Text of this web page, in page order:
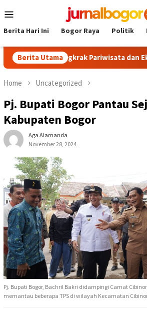
to
Menu
Berita Hari Ini Bogor Raya Politik
Berita Utama
Dongkrak Pariwisata dan Ekonomi
Home Uncategorized
Pj. Bupati Bogor Pantau
Kabupaten Bogor
Aga Alamanda
November 28, 2024
Pj. Bupati Bogor, Bachril Bakri didampingi Camat
memantau beberapa TPS di wilayah Kecamatan